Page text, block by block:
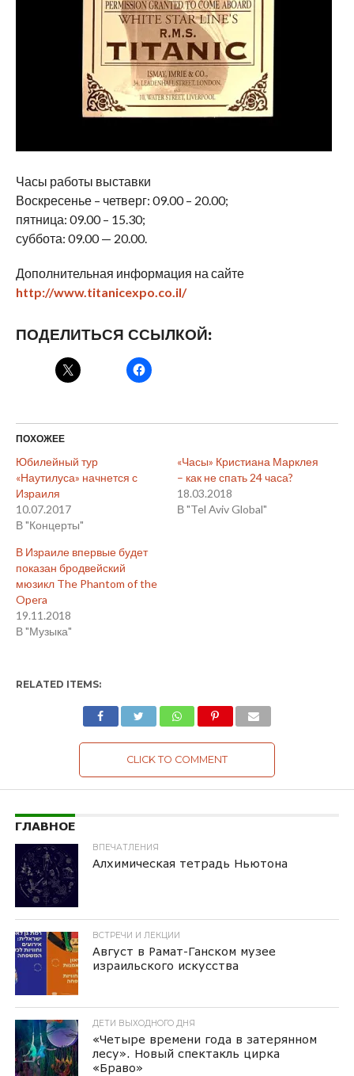
Часы работы выставки
Воскресенье – четверг: 09.00 – 20.00;
пятница: 09.00 – 15.30;
суббота: 09.00 — 20.00.
Дополнительная информация на сайте
http://www.titanicexpo.co.il/
ПОДЕЛИТЬСЯ ССЫЛКОЙ:
ПОХОЖЕЕ
Юбилейный тур
«Наутилуса» начнется с
Израиля
10.07.2017
В "Концерты"
«Часы» Кристиана Марклея
– как не спать 24 часа?
18.03.2018
В "Tel Aviv Global"
В Израиле впервые будет
показан бродвейский
мюзикл The Phantom of the
Opera
19.11.2018
В "Музыка"
RELATED ITEMS:
CLICK TO COMMENT
ГЛАВНОЕ
ВПЕЧАТЛЕНИЯ
Алхимическая тетрадь Ньютона
ВСТРЕЧИ И ЛЕКЦИИ
Август в Рамат-Ганском музее
израильского искусства
ДЕТИ ВЫХОДНОГО ДНЯ
«Четыре времени года в затерянном
лесу». Новый спектакль цирка
«Браво»